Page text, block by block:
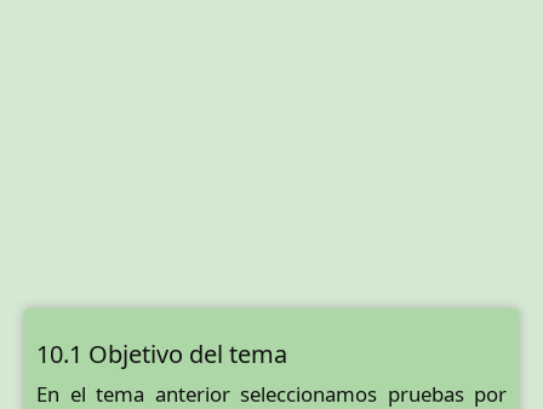
10.1 Objetivo del tema
En el tema anterior seleccionamos pruebas por